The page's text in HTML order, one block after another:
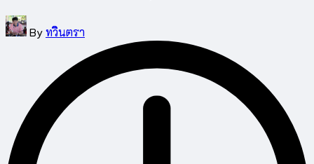
Posted
by
Byทวินตรา